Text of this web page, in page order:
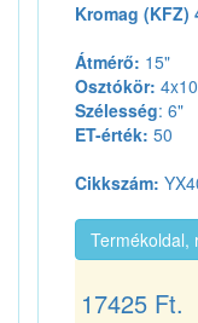
Kromag (KFZ)
Átmérő: 15"
Osztókör:
Szélesség: 6"
ET-érték: 50
Cikkszám:
Termékoldal,
17425 Ft.